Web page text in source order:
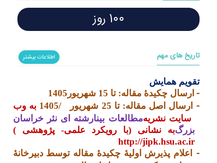
100 روز
تاریخ های مهم اطلاعات بیشتر
تقویم همایش
- ارسال چکیدۀ مقاله: تا 15 شهریور1405
- ارسال اصل مقاله: تا 25 شهریور 1405/ به وب
مطالعات بینارشته ای نثر خراسان
بزرگ( با رویکرد علمی- پژوهشی) به نشانی
http://jipk.hsu.ac.ir
-
اعلام پذیرش اولیۀ چکیدۀ مقاله توسط دبیرخانۀ